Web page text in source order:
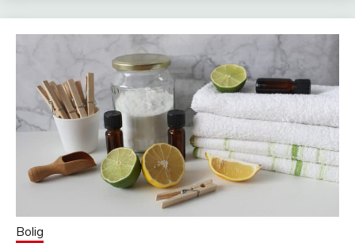
Bolig